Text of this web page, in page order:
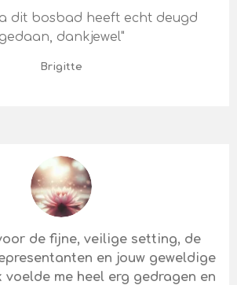
dit bosbad heeft echt deugd
gedaan, dankjewel"
Brigitte
de fijne, veilige setting, de
en jouw geweldige
voelde me heel erg gedragen en